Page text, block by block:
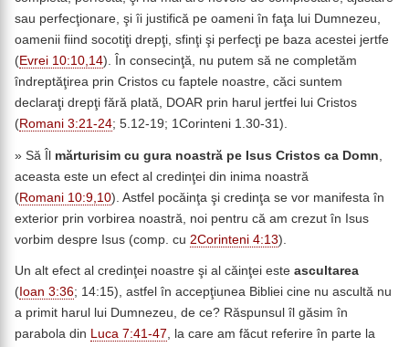
sau perfecţionare, şi îi justifică pe oameni în faţa lui Dumnezeu,
oamenii fiind socotiţi drepţi, sfinţi şi perfecţi pe baza acestei jertfe
(Evrei 10:10,14). În consecinţă, nu putem să ne completăm
îndreptăţirea prin Cristos cu faptele noastre, căci suntem
declaraţi drepţi fără plată, DOAR prin harul jertfei lui Cristos
(Romani 3:21-24; 5.12-19; 1Corinteni 1.30-31).
» Să Îl mărturisim cu gura noastră pe Isus Cristos ca Domn
aceasta este un efect al credinţei din inima noastră
(Romani 10:9,10). Astfel pocăinţa şi credinţa se vor manifesta în
exterior prin vorbirea noastră, noi pentru că am crezut în Isus
vorbim despre Isus (comp. cu 2Corinteni 4:13).
Un alt efect al credinţei noastre şi al căinţei este ascultarea
( Ioan 3:36; 14:15), astfel în accepţiunea Bibliei cine nu ascultă nu
a primit harul lui Dumnezeu, de ce? Răspunsul îl găsim în
parabola din Luca 7:41-47, la care am făcut referire în parte la